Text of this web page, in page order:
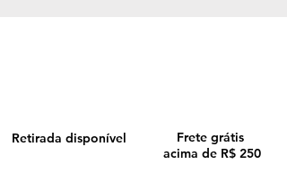
Retirada disponível
Frete grátis
acima de R$ 250